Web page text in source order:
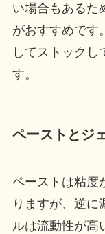
い場合もあるた
がおすすめです
してストックし
す。
ペーストとジ
ペーストは粘度
りますが、逆に
ルは流動性が高